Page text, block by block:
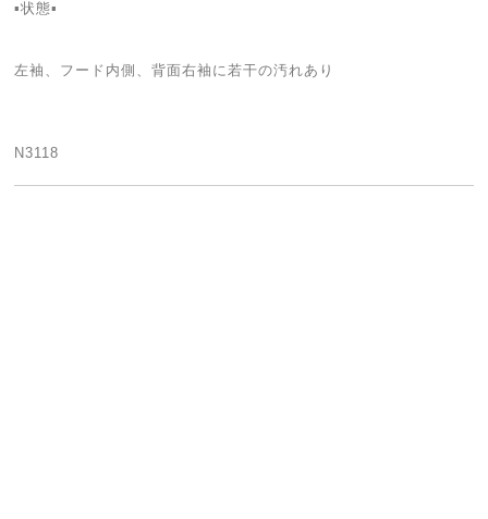
▪状態▪
左袖、フード内側、背面右袖に若干の汚れあり
N3118